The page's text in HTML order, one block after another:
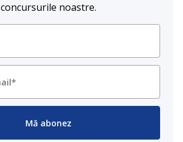
concursurile noastre.
Mă abonez